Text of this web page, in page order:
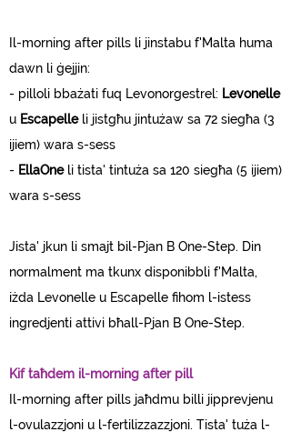
Il-morning after pills li jinstabu f'Malta huma
dawn li ġejjin:
- pilloli bbażati fuq Levonorgestrel: Levonelle
u Escapelleli jistgħu jintużaw sa 72 siegħa (3
ijiem) wara s-sess
- EllaOneli tista' tintuża sa 120 siegħa (5 ijiem)
wara s-sess
Jista' jkun li smajt bil-Pjan B One-Step. Din
normalment ma tkunx disponibbli f'Malta,
iżda Levonelle u Escapelle fihom l-istess
ingredjenti attivi bħall-Pjan B One-Step.
Kif taħdem il-morning after pill
Il-morning after pills jaħdmu billi jipprevjenu
l-ovulazzjoni u l-fertilizzazzjoni. Tista' tuża l-